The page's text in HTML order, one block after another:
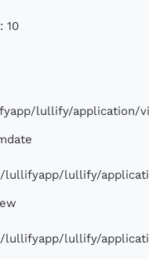
10
lullify/application/
lullifyapp/lullify/
lullifyapp/lullify/